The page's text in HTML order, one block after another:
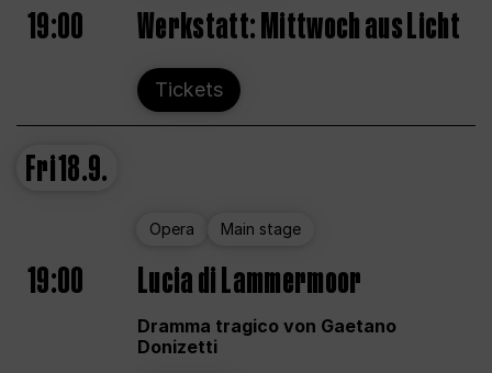
19:00 Werkstatt: Mittwoch aus Licht
Tickets
Fri18.9.
Opera Main stage
19:00 Lucia di Lammermoor
Dramma tragico von Gaetano
Donizetti